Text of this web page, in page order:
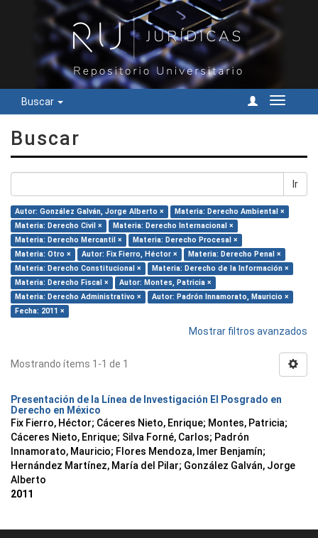
Buscar
Cambiar
Buscar
Ir
Autor: González Galván, Jorge Alberto ×
Materia: Derecho Ambiental ×
Materia: Derecho Civil ×
Materia: Derecho Internacional ×
Materia: Derecho Mercantil ×
Materia: Derecho Procesal ×
Materia: Otro ×
Autor: Fix Fierro, Héctor ×
Materia: Derecho Penal ×
Materia: Derecho Constitucional ×
Materia: Derecho de la Información ×
Materia: Derecho Fiscal ×
Autor: Montes, Patricia ×
Materia: Derecho Administrativo ×
Autor: Padrón Innamorato, Mauricio ×
Fecha: 2011 ×
Mostrar filtros avanzados
Mostrando ítems 1-1 de 1
Presentación de la Línea de Investigación El Posgrado en
Derecho en México
Fix Fierro, Héctor; Cáceres Nieto, Enrique; Montes, Patricia;
Cáceres Nieto, Enrique; Silva Forné, Carlos; Padrón
Innamorato, Mauricio; Flores Mendoza, Imer Benjamín;
Hernández Martínez, María del Pilar; González Galván, Jorge
Alberto
2011